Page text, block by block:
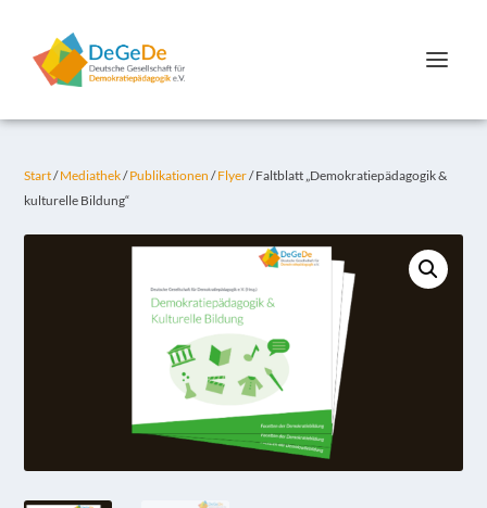
Start/Mediathek/Publikationen /Flyer/ Faltblatt „Demokratiepädagogik &
kulturelle Bildung“